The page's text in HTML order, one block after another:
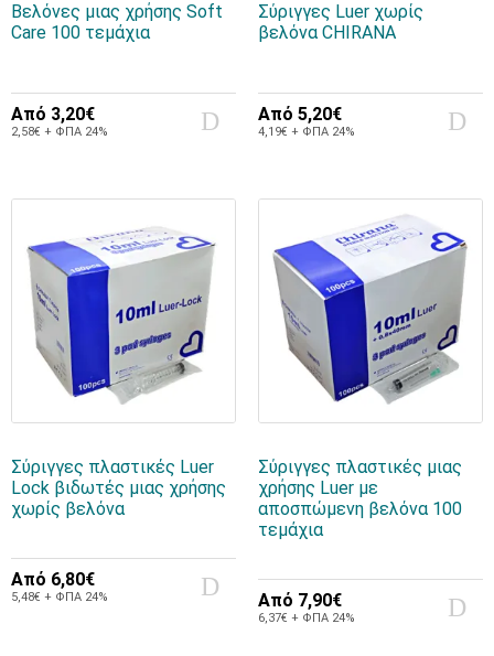
Bελόνες μιας χρήσης Soft
Care 100 τεμάχια
Από 3,20€
2,58€ + ΦΠΑ 24%
Σύριγγες Luer χωρίς
βελόνα CHIRANA
Από 5,20€
4,19€ + ΦΠΑ 24%
Σύριγγες πλαστικές Luer
Lock βιδωτές μιας χρήσης
χωρίς βελόνα
Από 6,80€
5,48€ + ΦΠΑ 24%
Σύριγγες πλαστικές μιας
χρήσης Luer με
αποσπώμενη βελόνα 100
τεμάχια
Από 7,90€
6,37€ + ΦΠΑ 24%